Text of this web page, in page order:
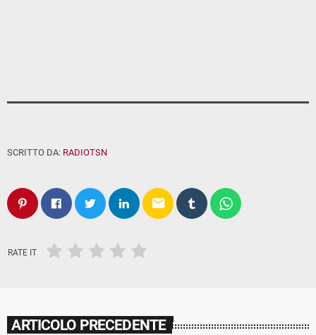
SCRITTO DA: RADIOTSN
email
RATE IT
ARTICOLO PRECEDENTE